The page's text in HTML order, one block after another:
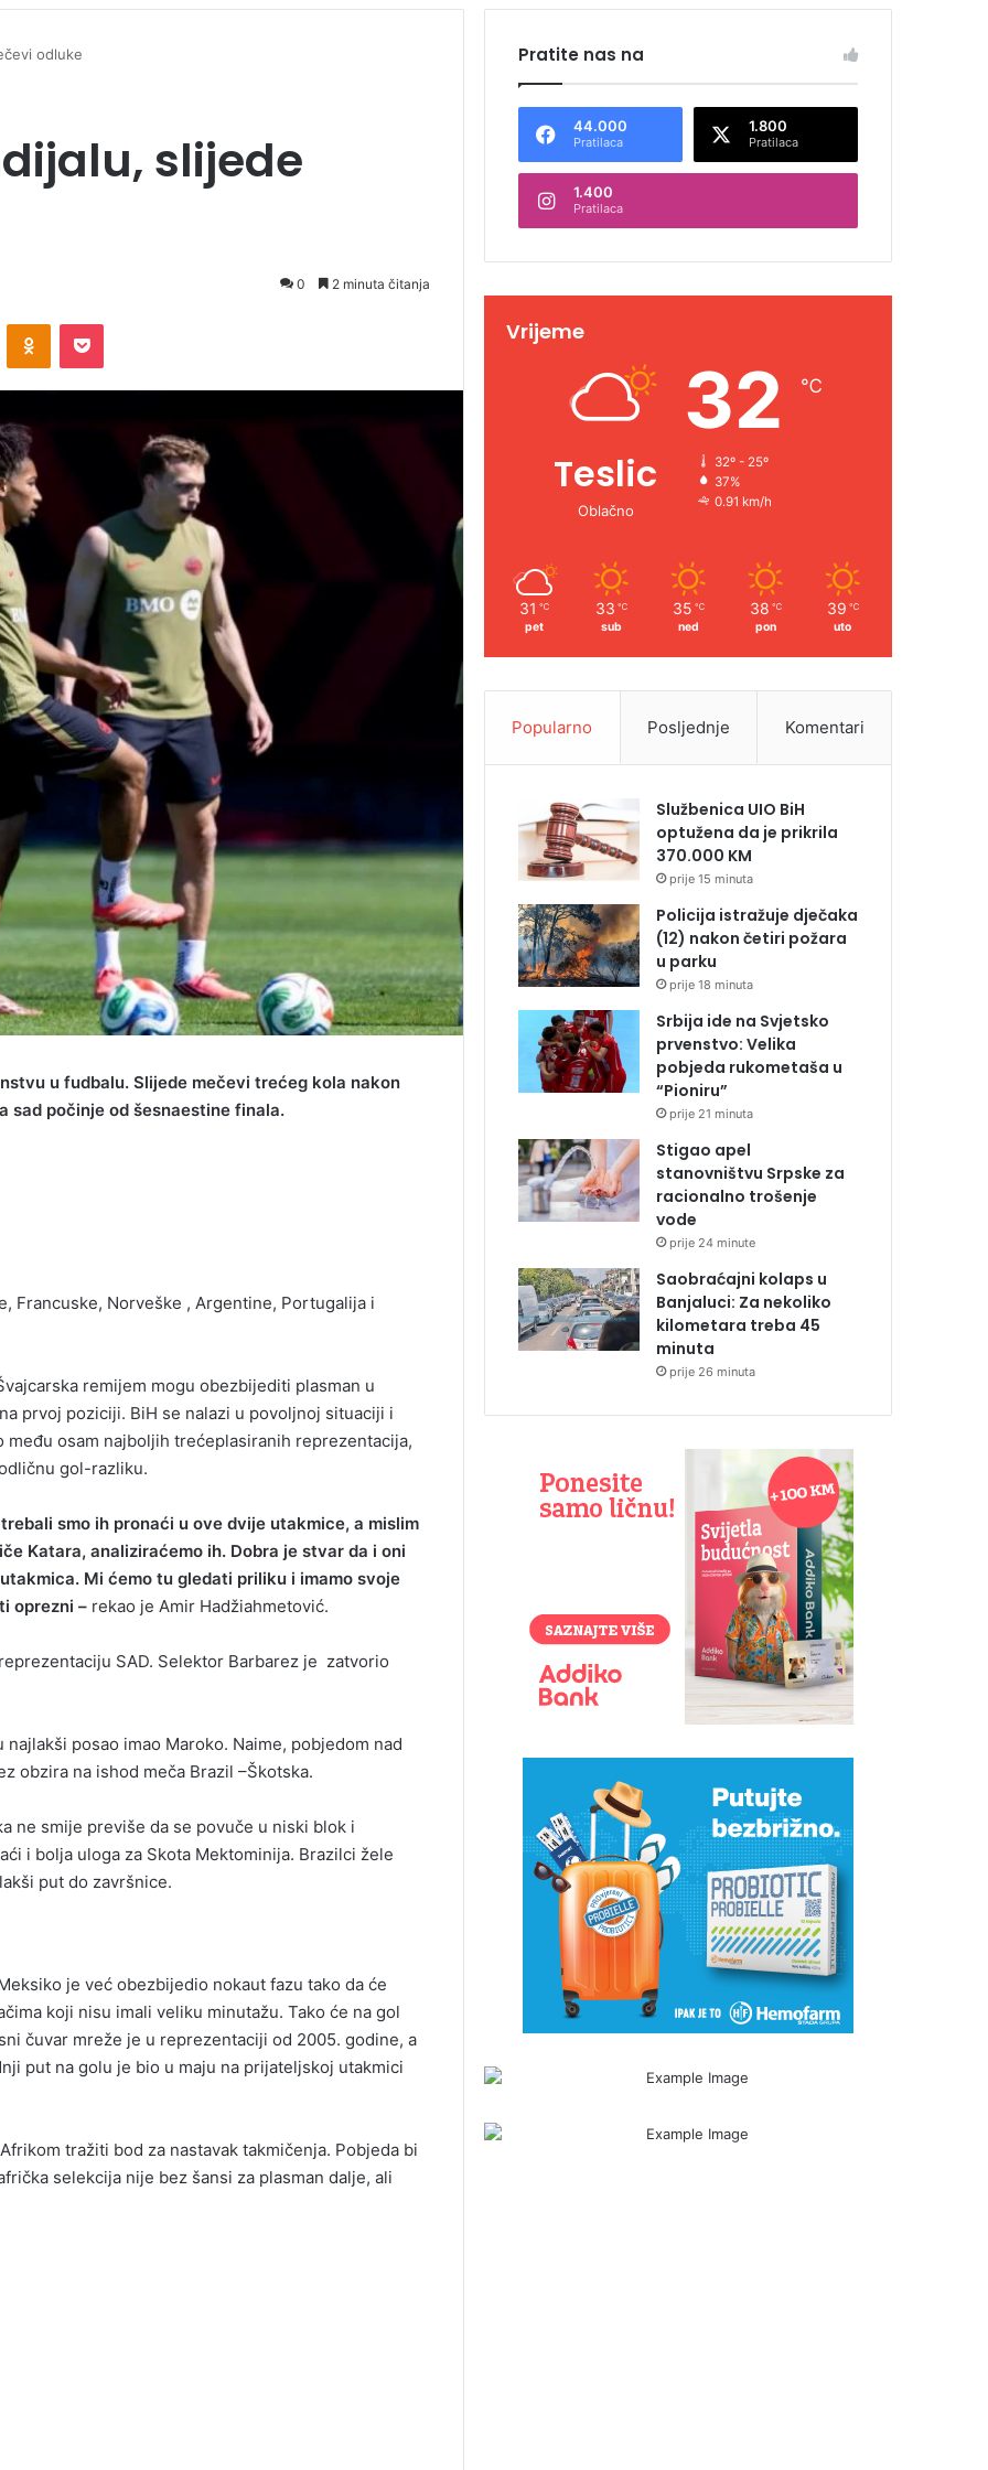
odluke
slijede
0 2 minuta čitanja
u fudbalu. Slijede mečevi trećeg kola nakon
sad počinje od šesnaestine finala.
Francuske, Norveške , Argentine, Portugalija i
remijem mogu obezbijediti plasman u
prvoj poziciji. BiH se nalazi u povoljnoj situaciji i
osam najboljih trećeplasiranih reprezentacija,
gol-razliku.
smo ih pronaći u ove dvije utakmice, a mislim
Katara, analiziraćemo ih. Dobra je stvar da i oni
Mi ćemo tu gledati priliku i imamo svoje
oprezni – rekao je Amir Hadžiahmetović.
SAD. Selektor Barbarez je zatvorio
posao imao Maroko. Naime, pobjedom nad
obzira na ishod meča Brazil –Škotska.
ne smije previše da se povuče u niski blok i
i bolja uloga za Skota Mektominija. Brazilci žele
put do završnice.
je već obezbijedio nokaut fazu tako da će
koji nisu imali veliku minutažu. Tako će na gol
čuvar mreže je u reprezentaciji od 2005. godine, a
put na golu je bio u maju na prijateljskoj utakmici
tražiti bod za nastavak takmičenja. Pobjeda bi
selekcija nije bez šansi za plasman dalje, ali
Pratite nas na
44.000
Pratilaca
1.800
Pratilaca
1.400
Pratilaca
Vrijeme
Teslic
Oblačno
32 ℃
32º - 25º
37%
0.91 km/h
31 ℃
pet
33 ℃
sub
35 ℃
ned
38 ℃
pon
39 ℃
uto
Popularno Posljednje Komentari
Službenica UIO BiH
optužena da je prikrila
370.000 KM
prije 15 minuta
Policija istražuje dječaka
(12) nakon četiri požara
u parku
prije 18 minuta
Srbija ide na Svjetsko
prvenstvo: Velika
pobjeda rukometaša u
“Pioniru”
prije 21 minuta
Stigao apel
stanovništvu Srpske za
racionalno trošenje
vode
prije 24 minute
Saobraćajni kolaps u
Banjaluci: Za nekoliko
kilometara treba 45
minuta
prije 26 minuta